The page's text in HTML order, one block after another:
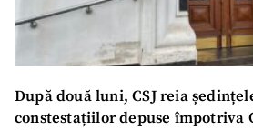
După două luni, CSJ reia
constestațiilor depuse împotriva